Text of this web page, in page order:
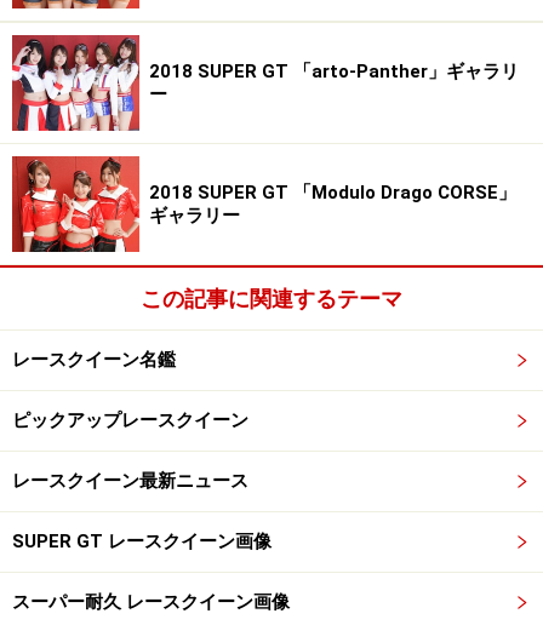
武田しのぶ／マッハ車検GAL
殿倉恵未／マッハ車検GAL
2018 SUPER GT 「arto-Panther」ギャラリ
ー
2018 SUPER GT 「Modulo Drago CORSE」
ギャラリー
この記事に関連するテーマ
レースクイーン名鑑
ピックアップレースクイーン
レースクイーン最新ニュース
SUPER GT レースクイーン画像
スーパー耐久 レースクイーン画像